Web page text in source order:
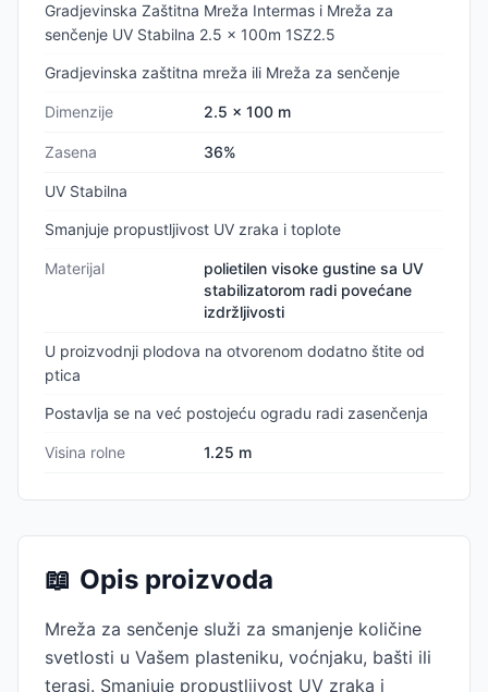
Gradjevinska Zaštitna Mreža Intermas i Mreža za
senčenje UV Stabilna 2.5 x 100m 1SZ2.5
Gradjevinska zaštitna mreža ili Mreža za senčenje
Dimenzije 2.5 x 100 m
Zasena 36%
UV Stabilna
Smanjuje propustljivost UV zraka i toplote
Materijal
polietilen visoke gustine sa UV
stabilizatorom radi povećane
izdržljivosti
U proizvodnji plodova na otvorenom dodatno štite od
ptica
Postavlja se na već postojeću ogradu radi zasenčenja
Visina rolne 1.25 m
📖 Opis proizvoda
Mreža za senčenje služi za smanjenje količine
svetlosti u Vašem plasteniku, voćnjaku, bašti ili
terasi. Smanjuje propustljivost UV zraka i